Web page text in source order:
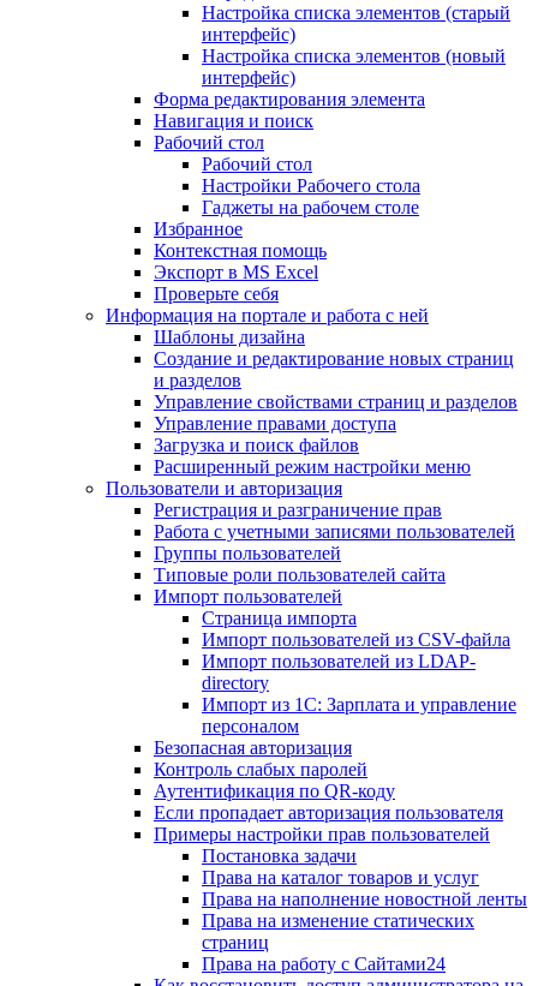
Настройка списка элементов (старый
интерфейс)
Настройка списка элементов (новый
интерфейс)
Форма редактирования элемента
Навигация и поиск
Рабочий стол
Рабочий стол
Настройки Рабочего стола
Гаджеты на рабочем столе
Избранное
Контекстная помощь
Экспорт в MS Excel
Проверьте себя
Информация на портале и работа с ней
Шаблоны дизайна
Создание и редактирование новых страниц
и разделов
Управление свойствами страниц и разделов
Управление правами доступа
Загрузка и поиск файлов
Расширенный режим настройки меню
Пользователи и авторизация
Регистрация и разграничение прав
Работа с учетными записями пользователей
Группы пользователей
Типовые роли пользователей сайта
Импорт пользователей
Страница импорта
Импорт пользователей из CSV-файла
Импорт пользователей из LDAP-
directory
Импорт из 1С: Зарплата и управление
персоналом
Безопасная авторизация
Контроль слабых паролей
Аутентификация по QR-коду
Если пропадает авторизация пользователя
Примеры настройки прав пользователей
Постановка задачи
Права на каталог товаров и услуг
Права на наполнение новостной ленты
Права на изменение статических
страниц
Права на работу с Сайтами24